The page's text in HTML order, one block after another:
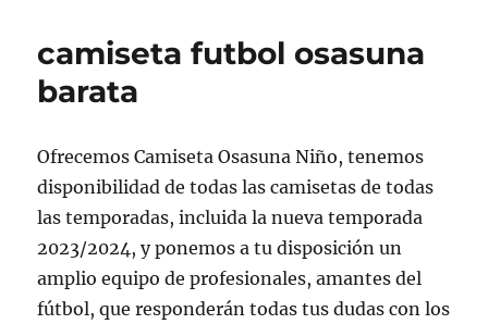
camiseta futbol osasuna
barata
Ofrecemos Camiseta Osasuna Niño, tenemos
disponibilidad de todas las camisetas de todas
las temporadas, incluida la nueva temporada
2023/2024, y ponemos a tu disposición un
amplio equipo de profesionales, amantes del
fútbol, que responderán todas tus dudas con los